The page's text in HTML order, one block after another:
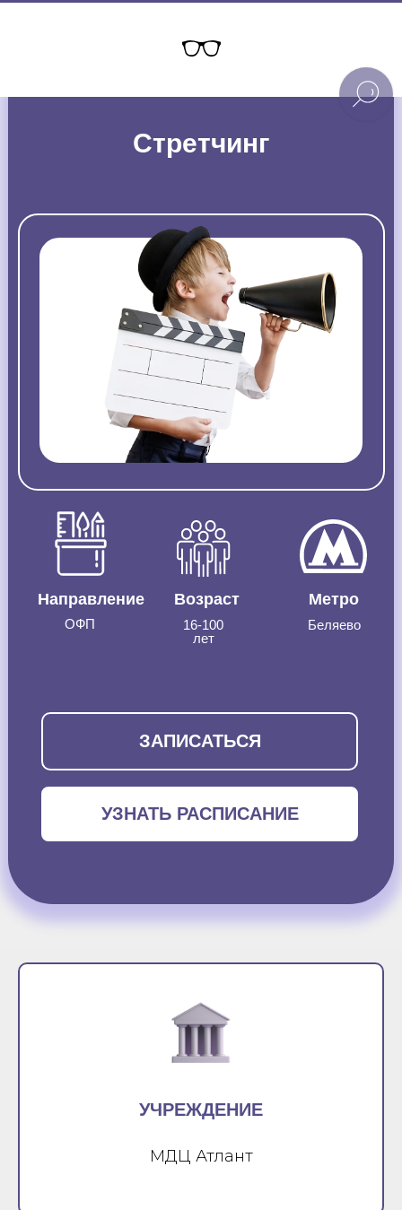
Стретчинг
Направление
ОФП
Возраст
16-100
лет
Метро
Беляево
УЗНАТЬ РАСПИСАНИЕ
ЗАПИСАТЬСЯ
УЧРЕЖДЕНИЕ
МДЦ Атлант